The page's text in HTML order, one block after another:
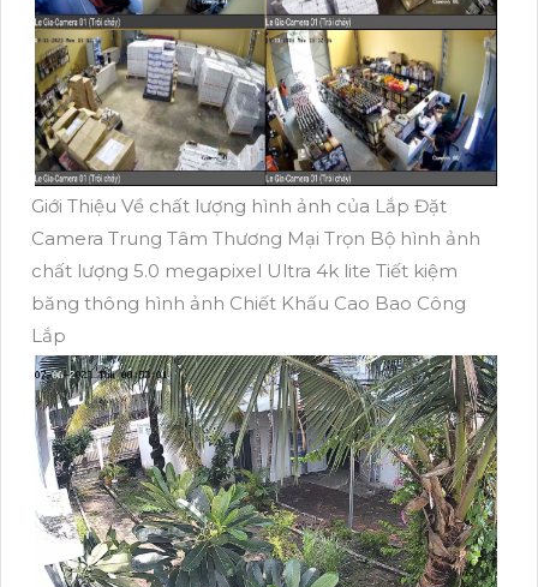
Giới Thiệu Về chất lượng hình ảnh của Lắp Đặt
Camera Trung Tâm Thương Mại Trọn Bộ hình ảnh
chất lượng 5.0 megapixel Ultra 4k lite Tiết kiệm
băng thông hình ảnh Chiết Khấu Cao Bao Công
Lắp